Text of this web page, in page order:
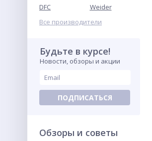
мужские
DFC
Weider
Все производители
Будьте в курсе!
Новости, обзоры и акции
ПОДПИСАТЬСЯ
Обзоры и советы